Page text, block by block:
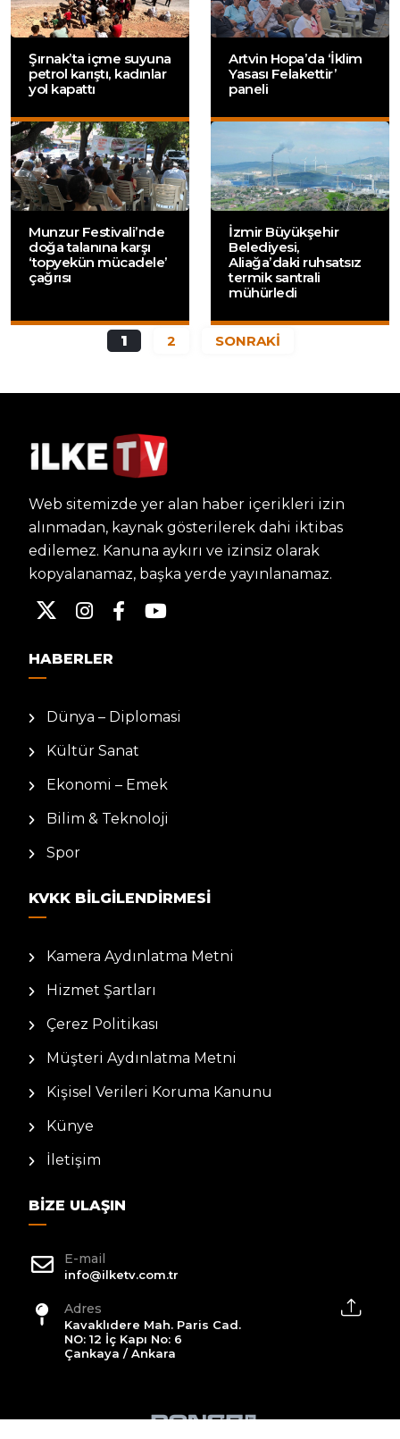
Şırnak’ta içme suyuna
petrol karıştı, kadınlar
yol kapattı
Artvin Hopa’da ‘İklim
Yasası Felakettir’
paneli
Munzur Festivali’nde
doğa talanına karşı
‘topyekün mücadele’
çağrısı
İzmir Büyükşehir
Belediyesi,
Aliağa’daki ruhsatsız
termik santrali
mühürledi
1 2 SONRAKİ
Web sitemizde yer alan haber içerikleri izin
alınmadan, kaynak gösterilerek dahi iktibas
edilemez. Kanuna aykırı ve izinsiz olarak
kopyalanamaz, başka yerde yayınlanamaz.
HABERLER
Dünya – Diplomasi
Kültür Sanat
Ekonomi – Emek
Bilim & Teknoloji
Spor
KVKK BILGILENDIRMESI
Kamera Aydınlatma Metni
Hizmet Şartları
Çerez Politikası
Müşteri Aydınlatma Metni
Kişisel Verileri Koruma Kanunu
Künye
İletişim
BIZE ULAŞIN
E-mail
info@ilketv.com.tr
Adres
Kavaklıdere Mah. Paris Cad.
NO: 12 İç Kapı No: 6
Çankaya / Ankara